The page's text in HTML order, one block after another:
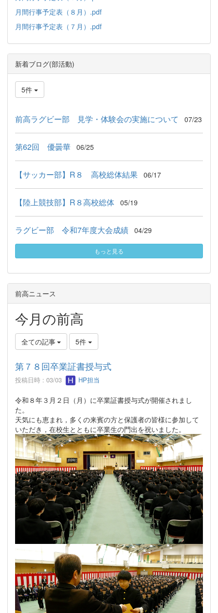
月間行事予定表（８月）.pdf
月間行事予定表（７月）.pdf
新着ブログ(部活動)
5件
前高ラグビー部 見学・体験会の実施について 07/23
第62回 優曇華 06/25
【サッカー部】R８ 高校総体結果 06/17
【陸上競技部】R８高校総体 05/19
ラグビー部 令和7年度大会成績 04/29
もっと見る
前高ニュース
今月の前高
全ての記事 5件
第７８回卒業証書授与式
投稿日時 : 03/03 HP担当
令和８年３月２日（月）に卒業証書授与式が開催されまし
た。
天気にも恵まれ，多くの来賓の方と保護者の皆様に参加して
いただき，在校生とともに卒業生の門出を祝いました。